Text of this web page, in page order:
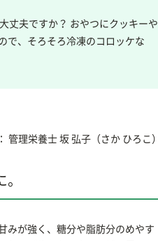
丈夫ですか？ おやつにクッキーや
で、そろそろ冷凍のコロッケな
管理栄養士 坂 弘子 （さか ひろこ）
みが強く、糖分や脂肪分のめやす